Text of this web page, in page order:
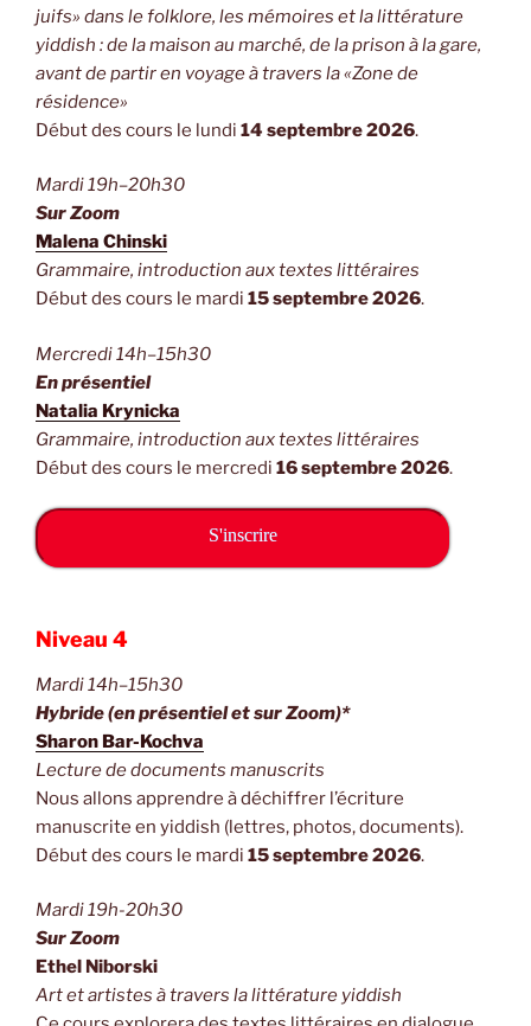
juifs» dans le folklore, les mémoires et la littérature
yiddish : de la maison au marché, de la prison à la gare,
avant de partir en voyage à travers la «Zone de
résidence»
Début des cours le lundi 14 septembre 2026.
Mardi 19h–20h30
Sur Zoom
Malena Chinski
Grammaire, introduction aux textes littéraires
Début des cours le mardi 15 septembre 2026.
Mercredi 14h–15h30
En présentiel
Natalia Krynicka
Grammaire, introduction aux textes littéraires
Début des cours le mercredi 16 septembre 2026.
S'inscrire
Niveau 4
Mardi 14h–15h30
Hybride (en présentiel et sur Zoom)*
Sharon Bar-Kochva
Lecture de documents manuscrits
Nous allons apprendre à déchiffrer l’écriture
manuscrite en yiddish (lettres, photos, documents).
Début des cours le mardi 15 septembre 2026.
Mardi 19h-20h30
Sur Zoom
Ethel Niborski
Art et artistes à travers la littérature yiddish